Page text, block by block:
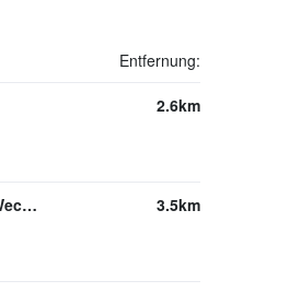
Entfernung:
2.6km
Woolworth Oldenburg Wechloy 3.5km